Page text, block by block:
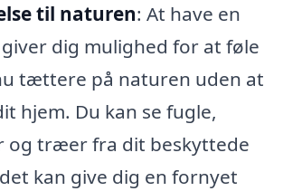
til naturen: At have en
dig mulighed for at føle
tættere på naturen uden at
hjem. Du kan se fugle,
og træer fra dit beskyttede
kan give dig en fornyet